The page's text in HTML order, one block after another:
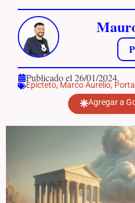
Publicado el 26/01/2024.
Epicteto, Marco Aurelio,
Agregar a